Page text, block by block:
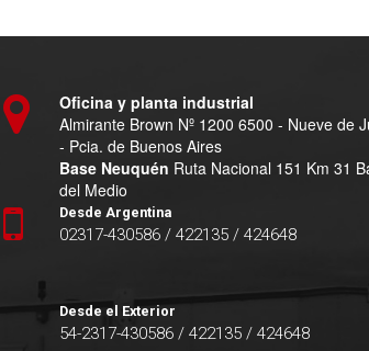
Oficina y planta industrial
Almirante Brown Nº 1200 6500 - Nueve de
- Pcia. de Buenos Aires
Base Neuquén Ruta Nacional 151 Km 31
del Medio
Desde Argentina
02317-430586 / 422135 / 424648
Desde el Exterior
54-2317-430586 / 422135 / 424648